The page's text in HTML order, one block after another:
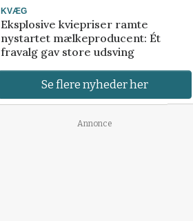
KVÆG
Eksplosive kviepriser ramte
nystartet mælkeproducent: Ét
fravalg gav store udsving
Se flere nyheder her
Annonce